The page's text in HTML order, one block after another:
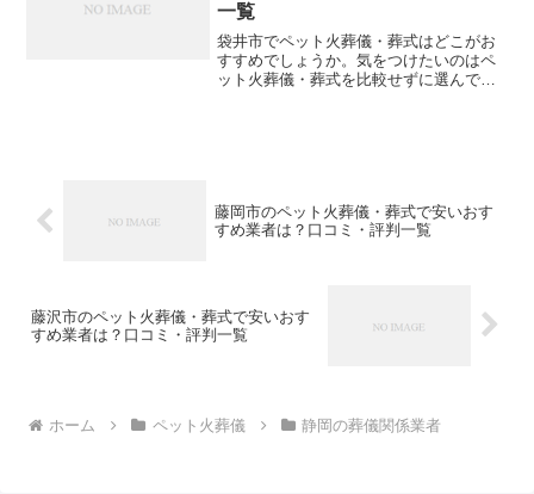
一覧
袋井市でペット火葬儀・葬式はどこがお
すすめでしょうか。気をつけたいのはペ
ット火葬儀・葬式を比較せずに選んでし
藤岡市のペット火葬儀・葬式で安いおす
すめ業者は？口コミ・評判一覧
藤沢市のペット火葬儀・葬式で安いおす
すめ業者は？口コミ・評判一覧
ホーム ペット火葬儀 静岡の葬儀関係業者